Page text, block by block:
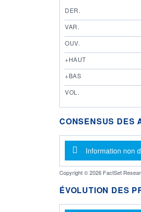
DER.
VAR.
OUV.
+HAUT
+BAS
VOL.
CONSENSUS DES
Message
Information non
Copyright © 2026 FactSet
ÉVOLUTION DES